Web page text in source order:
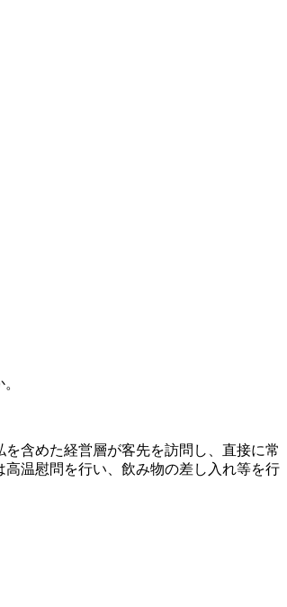
含めた経営層が客先を訪問し、直接に常
温慰問を行い、飲み物の差し入れ等を行